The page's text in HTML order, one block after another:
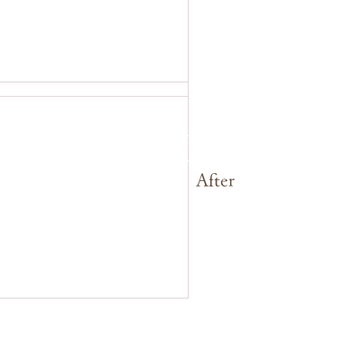
After